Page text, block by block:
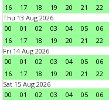
16
17 18 19 20 21 22
Thu 13 Aug 2026
00
01 02 03 04 05 06
16
17 18 19 20 21 22
Fri 14 Aug 2026
00
01 02 03 04 05 06
16
17 18 19 20 21 22
Sat 15 Aug 2026
00
01 02 03 04 05 06